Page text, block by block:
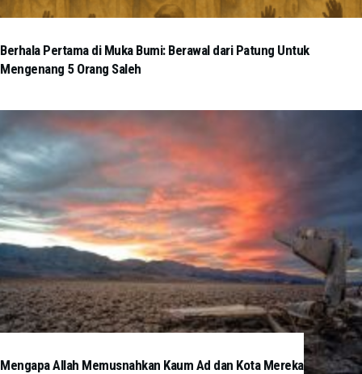
Berhala Pertama di Muka Bumi: Berawal dari Patung Untuk
Mengenang 5 Orang Saleh
Mengapa Allah Memusnahkan Kaum Ad dan Kota Mereka